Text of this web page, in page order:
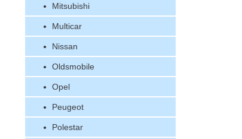
Mitsubishi
Multicar
Nissan
Oldsmobile
Opel
Peugeot
Polestar